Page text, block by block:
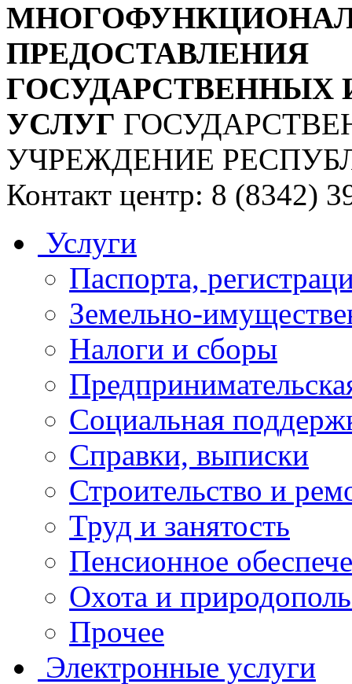
ПРЕДОСТАВЛЕНИЯ
УСЛУГ
УЧРЕЖДЕНИЕ
Контакт центр: 8 (8342)
Услуги
Паспорта,
Земельно-
Налоги и сборы
Социальная
Справки, выписки
Строительство и
Труд и занятость
Пенсионное
Охота и
Прочее
Электронные услуги